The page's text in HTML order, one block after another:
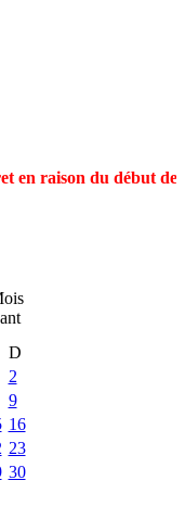
en raison du début
D
2
9
16
23
30